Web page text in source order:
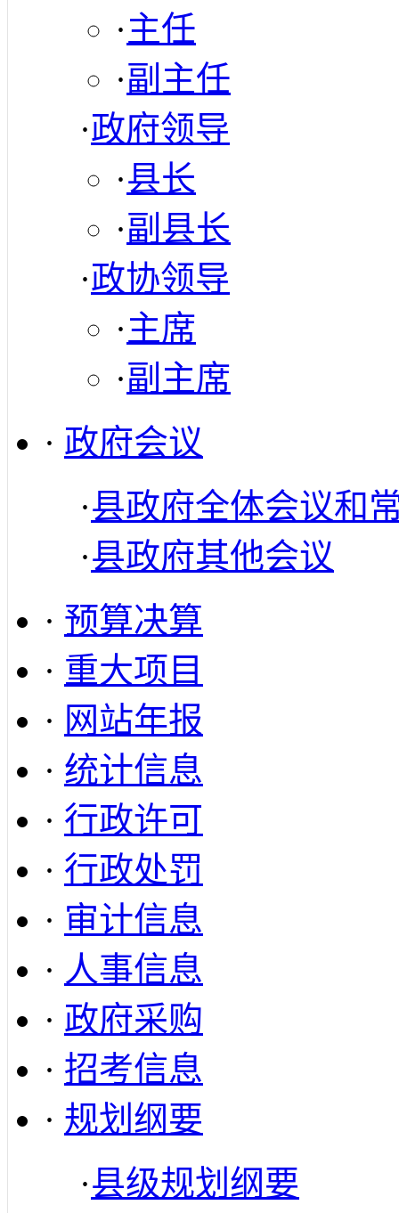
·主任
·副主任
·政府领导
·县长
·副县长
·政协领导
·主席
·副主席
· 政府会议
·县政府全体会议和
·县政府其他会议
· 预算决算
· 重大项目
· 网站年报
· 统计信息
· 行政许可
· 行政处罚
· 审计信息
· 人事信息
· 政府采购
· 招考信息
· 规划纲要
·县级规划纲要